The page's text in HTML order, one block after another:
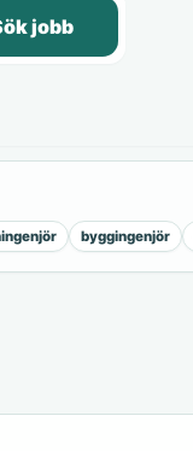
jobb
byggingenjör